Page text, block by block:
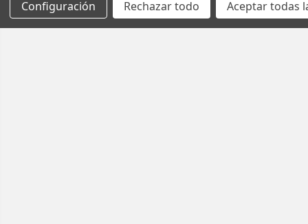
Configuración Rechazar todo Aceptar todas